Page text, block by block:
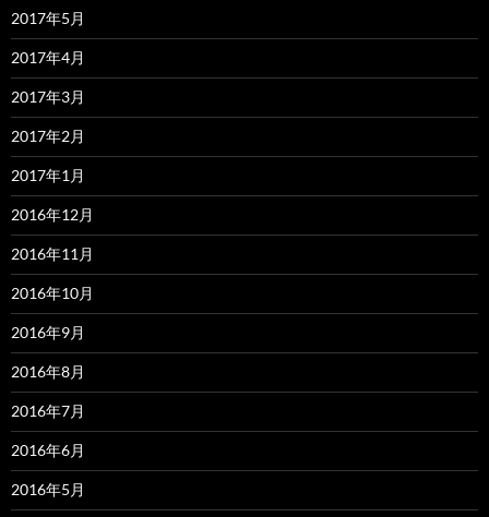
2017年5月
2017年4月
2017年3月
2017年2月
2017年1月
2016年12月
2016年11月
2016年10月
2016年9月
2016年8月
2016年7月
2016年6月
2016年5月